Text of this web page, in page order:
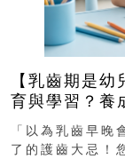
【乳齒期是
育與學習？養成良好
瑯質 兒童牙
「以為乳齒早晚
了的護齒大忌！